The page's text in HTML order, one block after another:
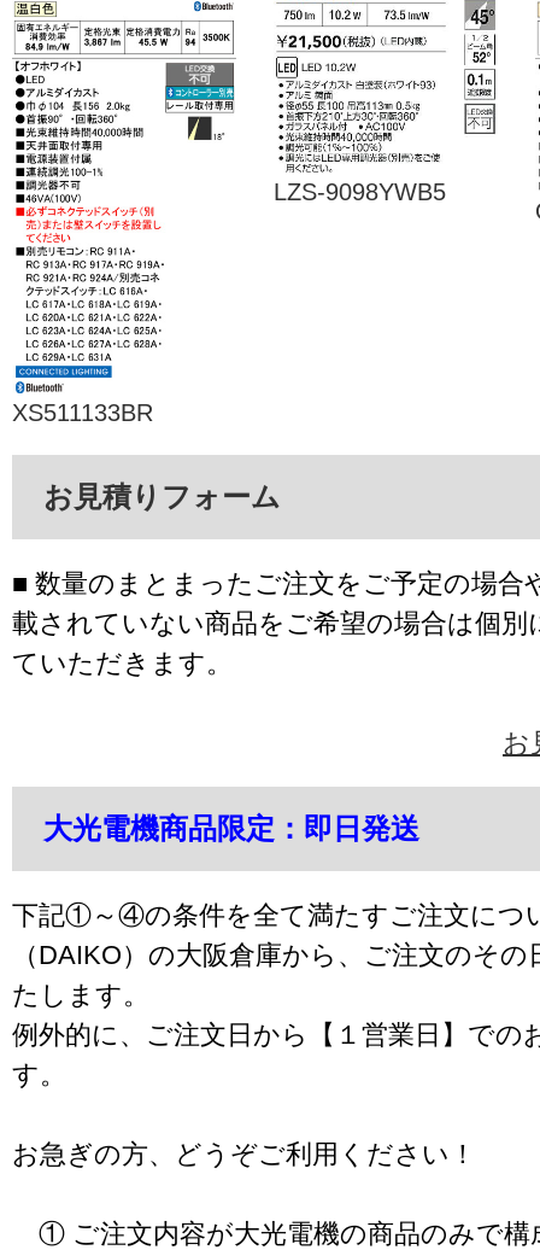
XS511133BR
LZS-9098YWB5
お見積りフォーム
■ 数量のまとまったご注文をご予定の場合
載されていない商品をご希望の場合は個別
ていただきます。
お
大光電機商品限定：即日発送
下記①～④の条件を全て満たすご注文につ
（DAIKO）の大阪倉庫から、ご注文のそ
たします。
例外的に、ご注文日から【１営業日】での
す。
お急ぎの方、どうぞご利用ください！
① ご注文内容が大光電機の商品のみで構